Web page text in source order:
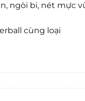
ngòi bi, nét mực
cùng loại